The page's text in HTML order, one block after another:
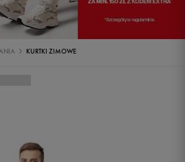
KURTKI ZIMOWE